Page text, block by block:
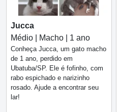
Jucca
Médio | Macho | 1 ano
Conheça Jucca, um gato macho
de 1 ano, perdido em
Ubatuba/SP. Ele é fofinho, com
rabo espichado e narizinho
rosado. Ajude a encontrar seu
lar!